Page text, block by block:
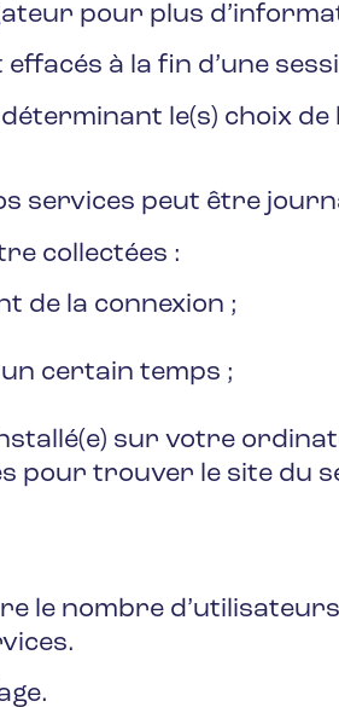
pour plus
à la fin d’une
le(s) choix de
services peut être
collectées :
de la connexion ;
certain temps ;
sur votre
pour trouver le site du
le nombre